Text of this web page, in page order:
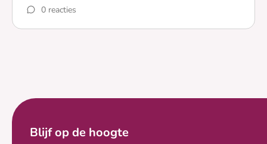
0 reacties
Lees meer over Onderzoek Type 2 Diabetes
Blijf op de hoogte